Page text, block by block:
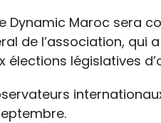
Dynamic Maroc sera
de l’association, qui
élections législatives